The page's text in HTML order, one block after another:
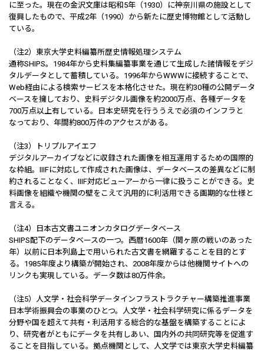
に至った。現在の金沢文庫は昭和5年（1930）に神奈川県の施設として
復興したもので、平成2年（1990）から新たに歴史博物館として活動し
ている。
（注2）東京大学史料編纂所歴史情報処理システム
通称SHIPS。1984年から史料集編纂事業を通じて生成した諸情報をデジ
タルデータとして蓄積している。1996年からWWWに接続することで、
Web経由による検索サービスを本格化させた。現在約30種の公開データ
ベースを擁しており、史料デジタル画像を約2000万点、各種データを
700万点以上有している。日本史研究を行ううえで必須のインフラと
なっており、年間約800万件のアクセスがある。
（注3）トリプルアイエフ
デジタルアーカイブなどに収録された画像を相互運用するための国際的
な枠組。IIIFに対応して作成された画像は、データベースの差異などに制
約されることなく、IIIF対応ビューアーから一律に扱うことができる。史
料画像を組織や機関の壁をこえて汎用的に利活用できる画期的な仕様と
言える。
（注4）日本古文書ユニオンカタログデータベース
SHIPS配下のデータベースの一つ。西暦1600年（関ヶ原の戦いのあった
年）以前に日本列島上で用いられた古文書を網羅することを目的とす
る。1985年度より構築が開始され、2008年度からは他機関サイトへの
リンクも実現している。データ数は80万件余。
（注5）人文学・社会科学データインフラストラクチャー構築推進事業
日本学術振興会の事業のひとつ。人文学・社会科学研究に係るデータを
分野や国を超えて共有・利活用する総合的な基盤を構築することによ
り、研究者がともにデータを共有しあい、国内外の共同研究等を促進す
ることを目指している。拠点機関として、人文学では東京大学史料編纂